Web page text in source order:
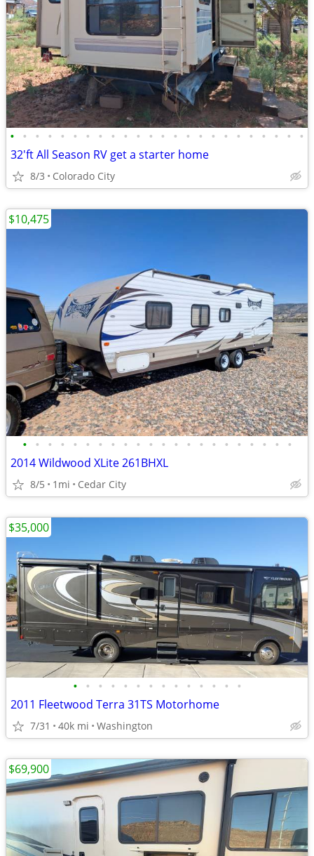
• • • • • • • • • • • • • • • • • • • • • • • •
32'ft All Season RV get a starter home
8/3 Colorado City
• • • • • • • • • • • • • • • • • • • • • •
2014 Wildwood XLite 261BHXL
8/5 1mi Cedar City
$10,475
• • • • • • • • • • • • • •
2011 Fleetwood Terra 31TS Motorhome
7/31 40k mi Washington
$35,000
$69,900